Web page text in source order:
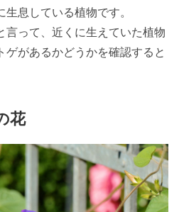
息している植物です。
言って、近くに生えていた植物
ゲがあるかどうかを確認すると
花